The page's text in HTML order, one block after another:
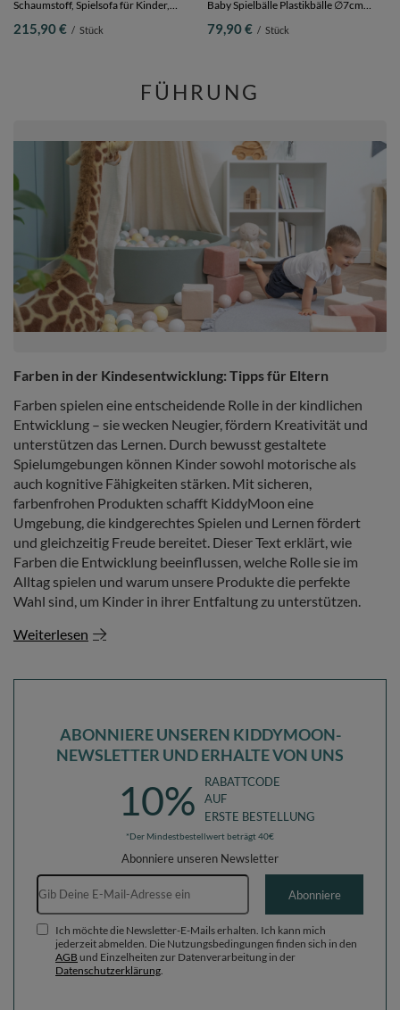
Schaumstoff, Spielsofa für Kinder,
Kindercouch, Faltmatratze, hellgrau,
215,90 € / Stück
Baby Spielbälle Plastikbälle ∅7cm
700 Bälle/7cm
79,90 € / Stück
FÜHRUNG
Farben in der Kindesentwicklung: Tipps für Eltern
Farben spielen eine entscheidende Rolle in der kindlichen
Entwicklung – sie wecken Neugier, fördern Kreativität und
unterstützen das Lernen. Durch bewusst gestaltete
Spielumgebungen können Kinder sowohl motorische als
auch kognitive Fähigkeiten stärken. Mit sicheren,
farbenfrohen Produkten schafft KiddyMoon eine
Umgebung, die kindgerechtes Spielen und Lernen fördert
und gleichzeitig Freude bereitet. Dieser Text erklärt, wie
Farben die Entwicklung beeinflussen, welche Rolle sie im
Alltag spielen und warum unsere Produkte die perfekte
Wahl sind, um Kinder in ihrer Entfaltung zu unterstützen.
Weiterlesen
ABONNIERE UNSEREN KIDDYMOON-
NEWSLETTER UND ERHALTE VON UNS
10%
RABATTCODE
AUF
ERSTE BESTELLUNG
*Der Mindestbestellwert beträgt 40€
Abonniere unseren Newsletter
E-Mail-Adresse
Abonniere
Ich möchte die Newsletter-E-Mails erhalten. Ich kann mich
jederzeit abmelden. Die Nutzungsbedingungen finden sich in den
AGB und Einzelheiten zur Datenverarbeitung in der
Datenschutzerklärung